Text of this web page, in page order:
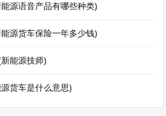
源语音产品有哪些种类)
源货车保险一年多少钱)
能源技师)
货车是什么意思)